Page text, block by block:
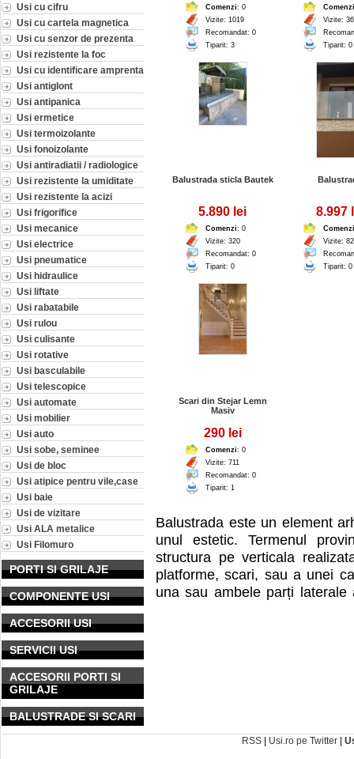
Usi cu cifru
Usi cu cartela magnetica
Usi cu senzor de prezenta
Usi rezistente la foc
Usi cu identificare amprenta
Usi antiglont
Usi antipanica
Usi ermetice
Usi termoizolante
Usi fonoizolante
Usi antiradiatii / radiologice
Usi rezistente la umiditate
Usi rezistente la acizi
Usi frigorifice
Usi mecanice
Usi electrice
Usi pneumatice
Usi hidraulice
Usi liftate
Usi rabatabile
Usi rulou
Usi culisante
Usi rotative
Usi basculabile
Usi telescopice
Usi automate
Usi mobilier
Usi auto
Usi sobe, seminee
Usi de bloc
Usi atipice pentru vile,case
Usi baie
Usi de vizitare
Usi ALA metalice
Usi Filomuro
PORTI SI GRILAJE
COMPONENTE USI
ACCESORII USI
SERVICII USI
ACCESORII PORTI SI
GRILAJE
BALUSTRADE SI SCARI
Comenzi: 0
Vizite: 1019
Recomandat: 0
Tiparit: 3
Comenzi
Vizite:
Tiparit: 0
Balustrada sticla Bautek
5.890 lei
Comenzi: 0
Vizite: 320
Recomandat: 0
Tiparit: 0
8.997
Comenzi
Vizite:
Tiparit: 0
Scari din Stejar Lemn
Masiv
290 lei
Comenzi: 0
Vizite: 711
Recomandat: 0
Tiparit: 1
Balustrada este un element
unul estetic. Termenul
structura pe verticala
platforme, scari, sau a unei
una sau ambele parți laterale
RSS | Usi.ro pe Twitter |